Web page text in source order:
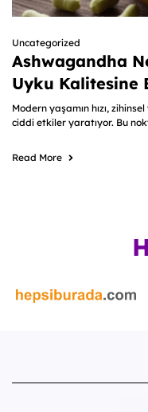
Uncategorized
Ashwagandha
Uyku Kalitesine
Modern yaşamın hızı,
ciddi etkiler yaratıyor. Bu
Read More